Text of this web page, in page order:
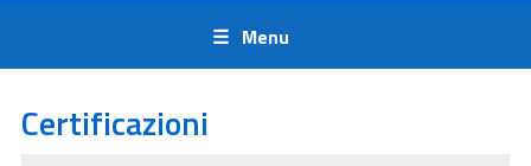
Menu
Certificazioni